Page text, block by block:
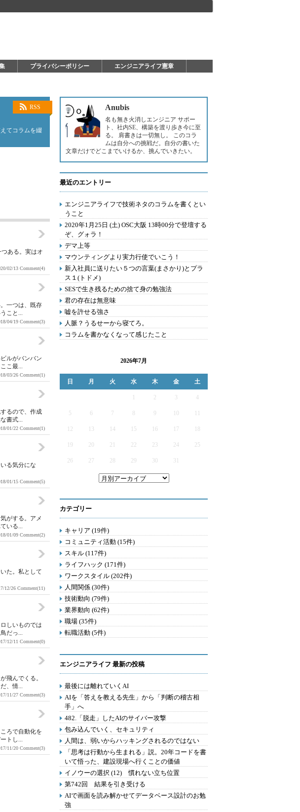
プライバシーポリシー エンジニアライフ憲章
RSS
てコラムを綴
ある。実はオ
02/13 Comment(4)
一つは、既存
こと...
04/19 Comment(3)
ルがバンバン
こ最...
03/26 Comment(1)
るので、作成
書式...
01/22 Comment(1)
る気分にな
01/15 Comment(5)
がする。アメ
いる...
01/09 Comment(2)
た。私として
12/26 Comment(11)
しいものでは
だっ...
12/11 Comment(0)
飛んでくる。
、情...
11/27 Comment(3)
ろで自動化を
トし...
11/20 Comment(3)
Anubis
名も無き火消しエンジニア サポー
ト、社内SE、構築を渡り歩き今に至
る。 肩書きは一切無し。 このコラ
ムは自分への挑戦だ。自分の書いた
文章だけでどこまでいけるか、挑んでいきたい。
最近のエントリー
エンジニアライフで技術ネタのコラムを書くとい
うこと
2020年1月25日 (土) OSC大阪 13時00分で登壇する
ぞ、グォラ！
デマ上等
マウンティングより実力行使でいこう！
新入社員に送りたい５つの言葉(まさかり)とプラ
ス１(トドメ)
SESで生き残るための捨て身の勉強法
君の存在は無意味
嘘を許せる強さ
人脈？うるせーから寝てろ。
コラムを書かなくなって感じたこと
2026年7月
日 月 火 水 木 金 土
2 3 4
5 6 7 9
12 13 14 15 16 17
19 20 21 22 23 24 25
26 27 28 29 30 31
カテゴリー
キャリア (19件)
コミュニティ活動 (15件)
スキル (117件)
ライフハック (171件)
ワークスタイル (202件)
人間関係 (30件)
技術動向 (79件)
業界動向 (62件)
職場 (35件)
転職活動 (5件)
エンジニアライフ 最新の投稿
最後には離れていくAI
AIを「答えを教える先生」から「判断の稽古相
手」へ
482.「脱走」したAIのサイバー攻撃
包み込んでいく、セキュリティ
人間は、弱いからハッキングされるのではない
「思考は行動から生まれる」説。20年コードを書
いて悟った、建設現場へ行くことの価値
イノウーの選択 (12) 慣れない立ち位置
第742回 結果を引き受ける
AIで画面を読み解かせてデータベース設計のお勉
強